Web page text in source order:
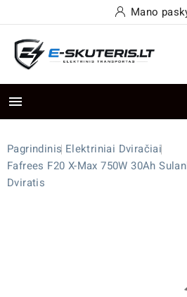
Mano

Pagrindinis Elektriniai Dviračiai
Fafrees F20 X-Max 750W 30Ah
Dviratis